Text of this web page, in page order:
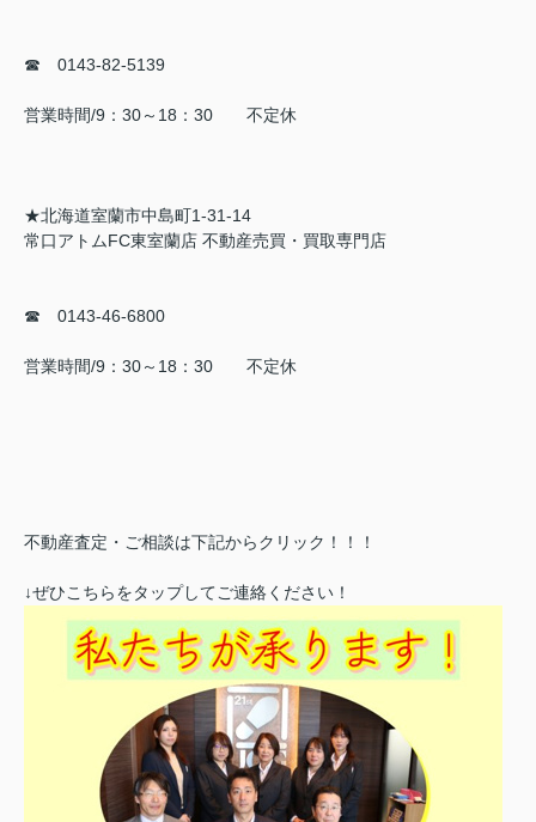
☎ 0143-82-5139
営業時間/9：30～18：30 不定休
★北海道室蘭市中島町1-31-14
常口アトムFC東室蘭店 不動産売買・買取専門店
☎ 0143-46-6800
営業時間/9：30～18：30 不定休
不動産査定・ご相談は下記からクリック！！！
↓ぜひこちらをタップしてご連絡ください！